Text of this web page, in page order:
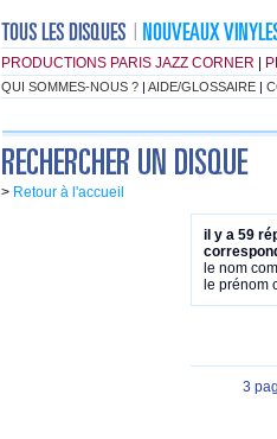
PRODUCTIONS PARIS JAZZ CORNER
QUI SOMMES-NOUS ? | AIDE/GLOSSAIRE |
> Retour à l'accueil
il y a 59
le nom
le prénom
3